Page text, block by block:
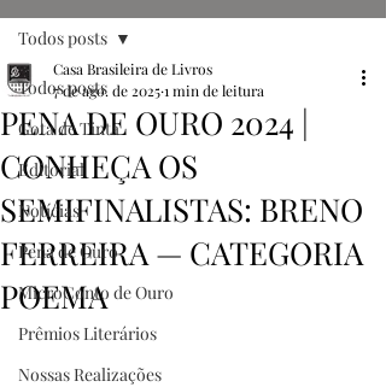
Todos posts
Gota de Tinta
Editorial
Notícias
Pena de Ouro
MicroConto de Ouro
Prêmios Literários
Nossas Realizações
Todos posts
PENA DE OURO 2024 |
CONHEÇA OS
SEMIFINALISTAS: BRENO
FERREIRA — CATEGORIA
POEMA
Casa Brasileira de Livros
7 de ago. de 20251 min de leitura